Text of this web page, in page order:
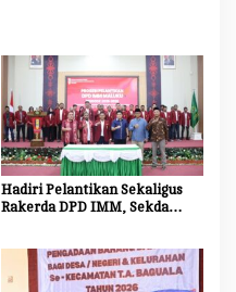
Hadiri Pelantikan Sekaligus
Rakerda DPD IMM, Sekda
Mitra Strategis Pemerintah